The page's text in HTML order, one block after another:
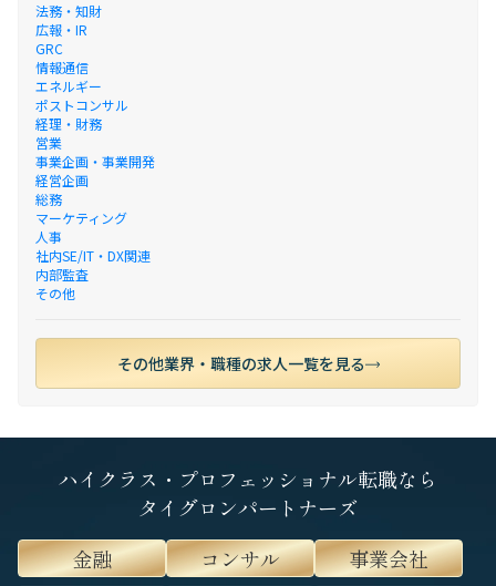
法務・知財
広報・IR
GRC
情報通信
エネルギー
ポストコンサル
経理・財務
営業
事業企画・事業開発
経営企画
総務
マーケティング
人事
社内SE/IT・DX関連
内部監査
その他
その他業界・職種の求人一覧を見る
ハイクラス・プロフェッショナル転職なら
タイグロンパートナーズ
金融
コンサル 事業会社